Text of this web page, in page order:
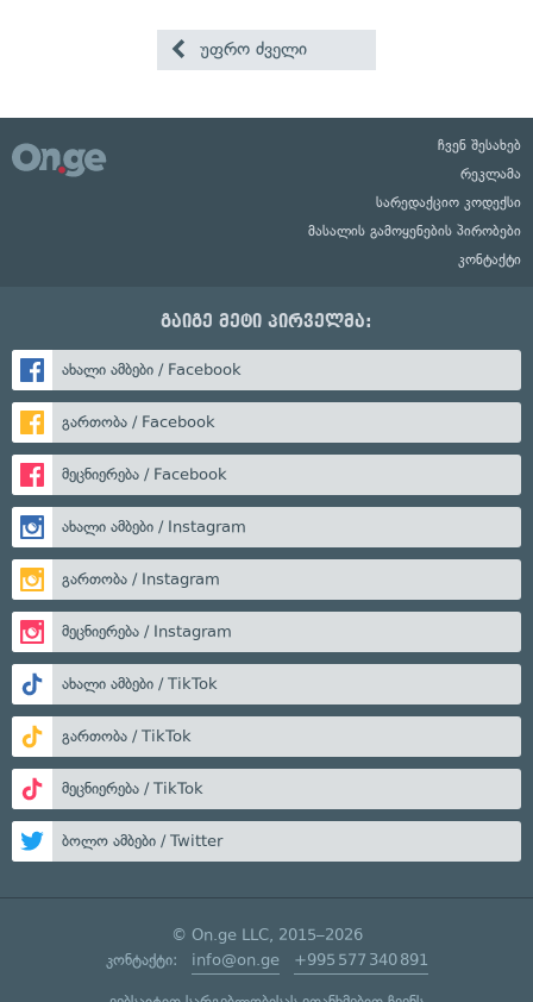
უფრო ძველი
ჩვენ შესახებ
რეკლამა
სარედაქციო კოდექსი
მასალის გამოყენების პირობები
კონტაქტი
გაიგე მეტი პირველმა:
ახალი ამბები / Facebook
გართობა / Facebook
მეცნიერება / Facebook
ახალი ამბები / Instagram
გართობა / Instagram
მეცნიერება / Instagram
ახალი ამბები / TikTok
გართობა / TikTok
მეცნიერება / TikTok
ბოლო ამბები / Twitter
© On.ge LLC, 2015–2026
კონტაქტი: info@on.ge +995 577 340 891